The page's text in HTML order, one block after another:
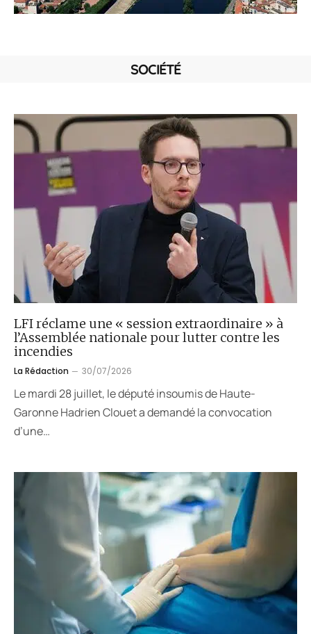
SOCIÉTÉ
LFI réclame une « session extraordinaire » à
l’Assemblée nationale pour lutter contre les
incendies
La Rédaction 30/07/2026
Le mardi 28 juillet, le député insoumis de Haute-
Garonne Hadrien Clouet a demandé la convocation
d’une…